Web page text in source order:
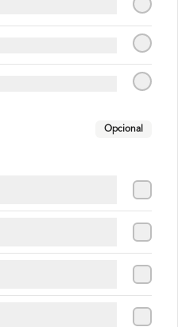
Sake
Opcional